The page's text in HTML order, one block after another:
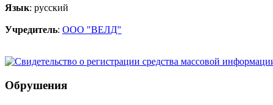
Язык: русский
Учредитель: ООО "ВЕЛД"
Обрушения